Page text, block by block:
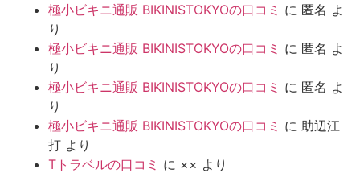
極小ビキニ通販 BIKINISTOKYOの口コミ に 匿名 よ
り
極小ビキニ通販 BIKINISTOKYOの口コミ に 匿名 よ
り
極小ビキニ通販 BIKINISTOKYOの口コミ に 匿名 よ
り
極小ビキニ通販 BIKINISTOKYOの口コミ に 助辺江
打 より
Tトラベルの口コミ に ×× より